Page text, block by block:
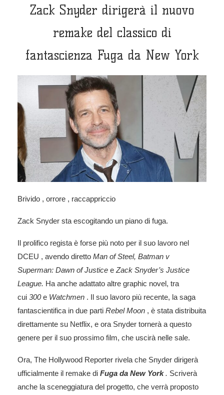
Zack Snyder dirigerà il nuovo
remake del classico di
fantascienza Fuga da New York
Brivido , orrore , raccappriccio
Zack Snyder sta escogitando un piano di fuga.
Il prolifico regista è forse più noto per il suo lavoro nel
DCEU , avendo diretto Man of Steel, Batman v
Superman: Dawn of Justice e Zack Snyder’s Justice
League. Ha anche adattato altre graphic novel, tra
cui 300e Watchmen . Il suo lavoro più recente, la saga
fantascientifica in due parti Rebel Moon , è stata distribuita
direttamente su Netflix, e ora Snyder tornerà a questo
genere per il suo prossimo film, che uscirà nelle sale.
Ora, The Hollywood Reporter rivela che Snyder dirigerà
ufficialmente il remake di Fuga da New York. Scriverà
anche la sceneggiatura del progetto, che verrà proposto